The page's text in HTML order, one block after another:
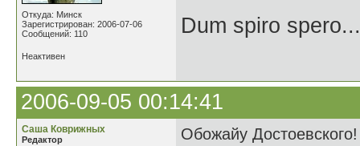
Откуда: Минск
Зарегистрирован: 2006-07-06
Сообщений: 110
Dum spiro spero...
Неактивен
2006-09-05 00:14:41
Саша Коврижных
Редактор
Обожайу Достоевского!